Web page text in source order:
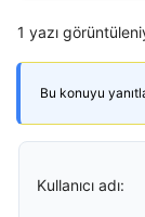
1 yazı
Bu konuyu
Kullanıcı adı: